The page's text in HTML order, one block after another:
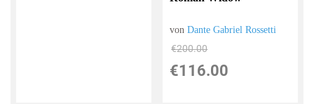
vonDante Gabriel Rossetti
€200.00
€116.00